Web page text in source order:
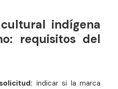
indígena
requisitos del
indicar si la marca